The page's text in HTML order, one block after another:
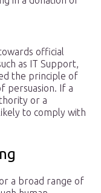
official
as IT Support,
the principle of
persuasion. If a
or a
to comply with
a broad range of